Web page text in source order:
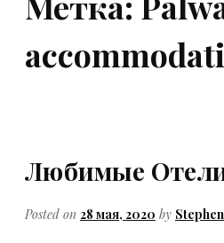
Любимые
Posted on 28 мая, 2020 by Stephen